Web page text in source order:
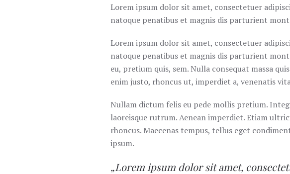
Lorem ipsum dolor sit amet, consectetuer
natoque penatibus et magnis dis parturient
Lorem ipsum dolor sit amet, consectetuer
natoque penatibus et magnis dis parturient
eu, pretium quis, sem. Nulla consequat massa
enim justo, rhoncus ut, imperdiet a, venenatis
Nullam dictum felis eu pede mollis pretium.
laoreisque rutrum. Aenean imperdiet. Etiam
rhoncus. Maecenas tempus, tellus eget
ipsum.
„Lorem ipsum dolor sit amet,